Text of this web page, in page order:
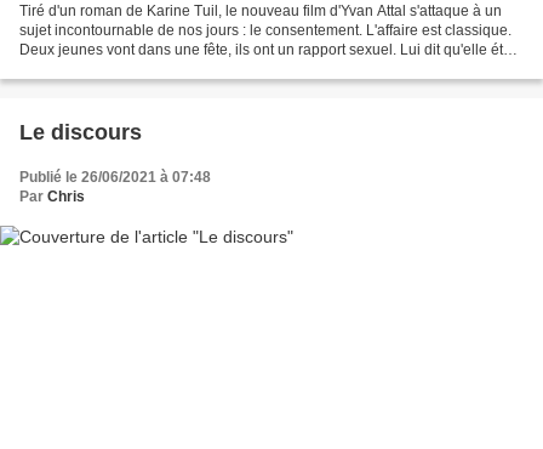
Tiré d'un roman de Karine Tuil, le nouveau film d'Yvan Attal s'attaque à un
sujet incontournable de nos jours : le consentement. L'affaire est classique.
Deux jeunes vont dans une fête, ils ont un rapport sexuel. Lui dit qu'elle était
Le discours
Publié le 26/06/2021 à 07:48
Par Chris